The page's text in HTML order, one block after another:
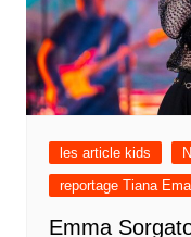
les article kids
reportage Tiana Ema
Emma